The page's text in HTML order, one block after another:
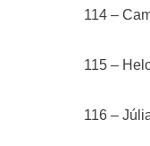
114 –
115 –
116 –